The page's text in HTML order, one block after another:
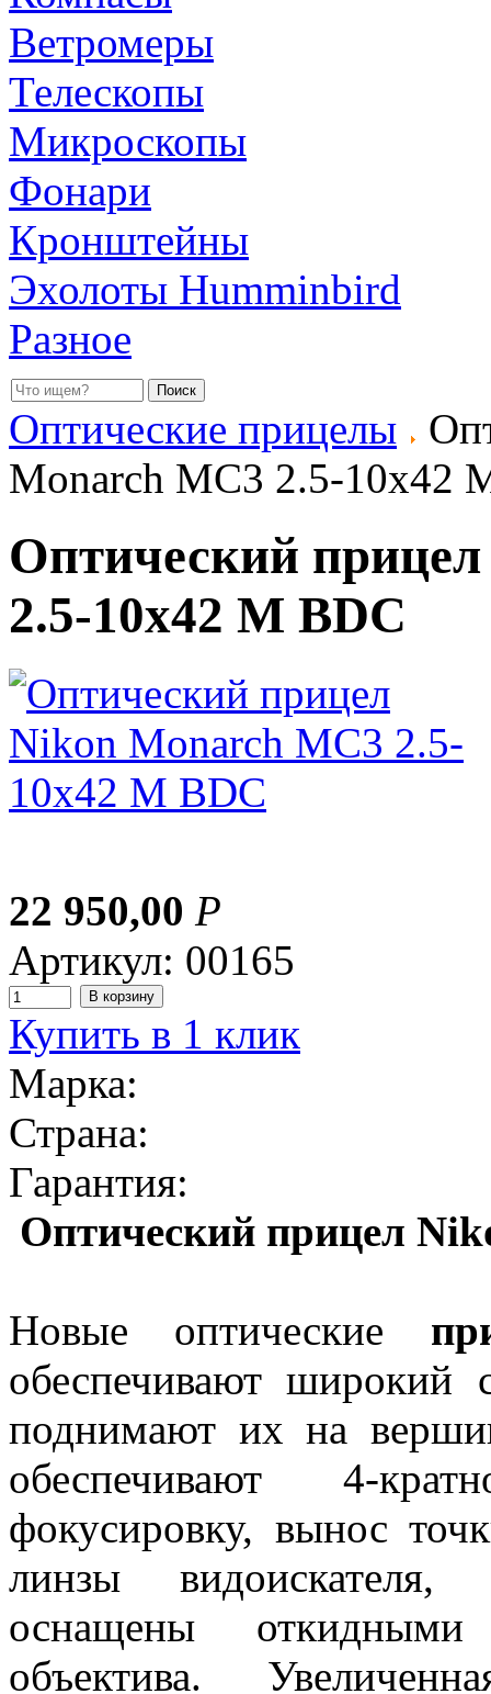
Ветромеры
Телескопы
Микроскопы
Фонари
Кронштейны
Эхолоты Humminbird
Разное
Оптические прицелы
Monarch MC3 2.5-10x42
Оптический
2.5-10x42 M BDC
22 950,00 Р
Артикул: 00165
Купить в 1 клик
Марка:
Страна:
Гарантия:
Оптический прицел
Новые оптические
обеспечивают широкий
поднимают их на
обеспечивают 4-
фокусировку, вынос
линзы видоискателя,
оснащены
объектива.